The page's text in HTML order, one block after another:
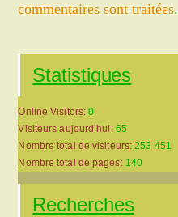
commentaires sont traitées.
Statistiques
Online Visitors:0
Visiteurs aujourd’hui: 65
Nombre total de visiteurs:253 451
Nombre total de pages: 140
Recherches